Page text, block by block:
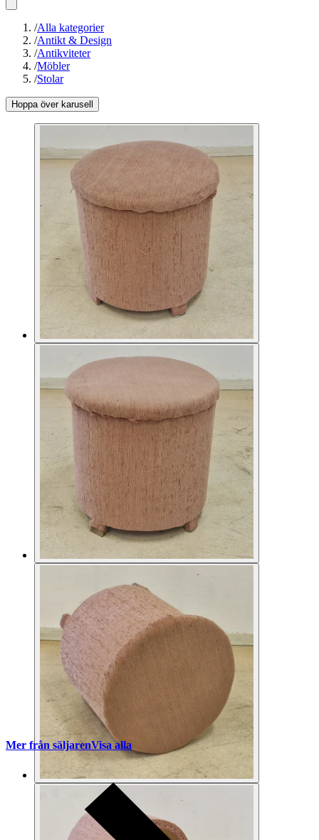
/Alla kategorier
/Antikt & Design
/Antikviteter
/Möbler
/Stolar
Hoppa över karusell
Mer från säljarenVisa alla